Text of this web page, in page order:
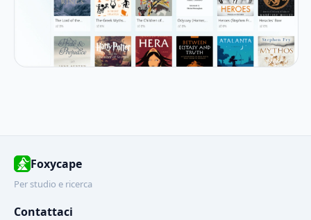
Foxycape
Per studio e ricerca
Contattaci